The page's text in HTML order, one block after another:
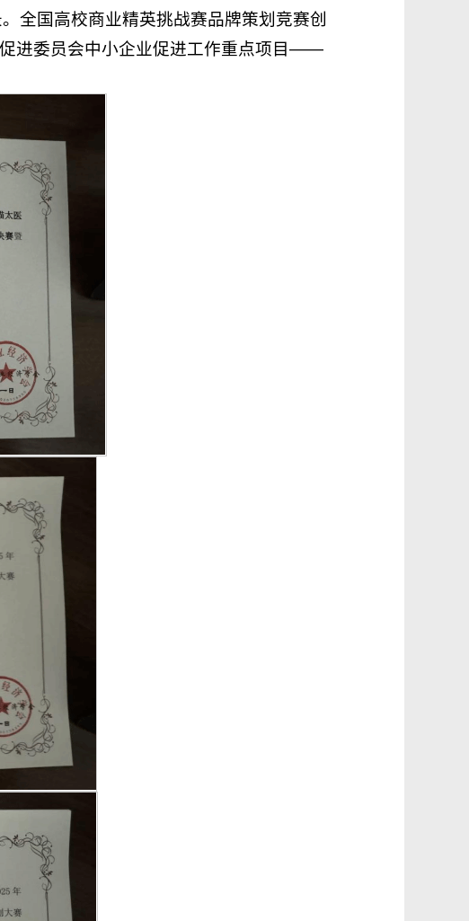
全国高校商业精英挑战赛品牌策划竞赛创
进委员会中小企业促进工作重点项目——